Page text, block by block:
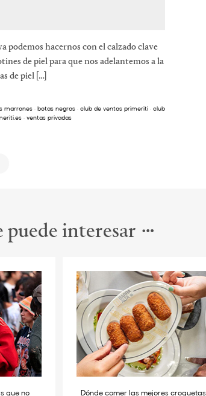
podemos hacernos con el calzado clave
de piel para que nos adelantemos a la
de piel […]
marrones· botas negras· club de ventas primeriti· club
· ventas privadas
puede interesar
que no Dónde comer las mejores croquetas